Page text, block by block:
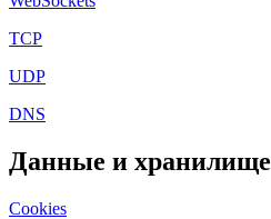
TCP
UDP
DNS
Данные и хранилище
Cookies